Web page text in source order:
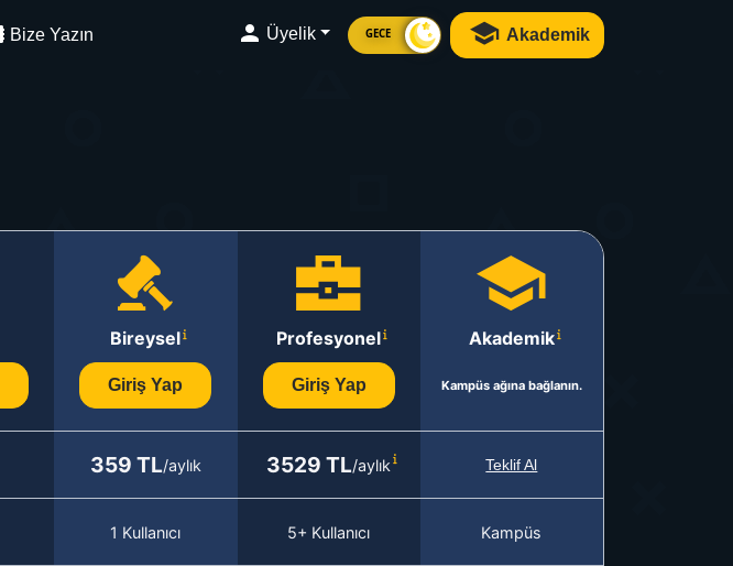
Bize Yazın Üyelik GECE Akademik
Bireysel
Giriş Yap
Profesyonel
Giriş Yap
Akademik
Kampüs ağına bağlanın.
359 TL/aylık 3529 TL/aylık Teklif Al
1 Kullanıcı 5+ Kullanıcı Kampüs